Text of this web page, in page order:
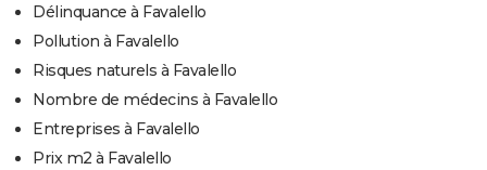
Délinquance à Favalello
Pollution à Favalello
Risques naturels à Favalello
Nombre de médecins à Favalello
Entreprises à Favalello
Prix m2 à Favalello